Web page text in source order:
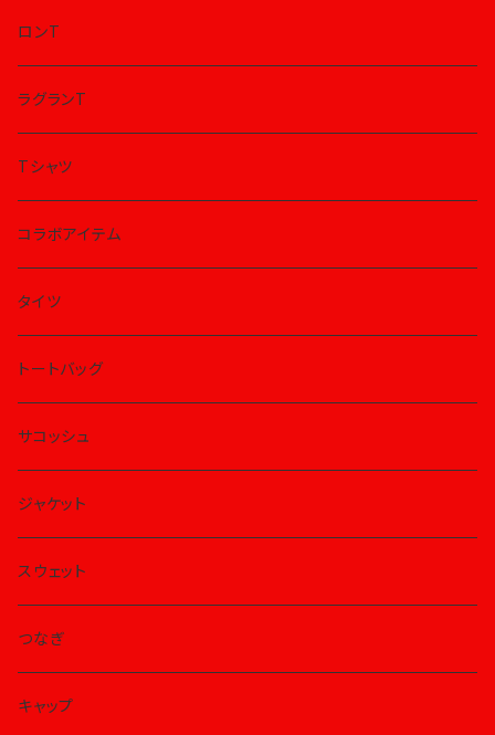
ロンT
ラグランT
Tシャツ
コラボアイテム
タイツ
トートバッグ
サコッシュ
ジャケット
スウェット
つなぎ
キャップ